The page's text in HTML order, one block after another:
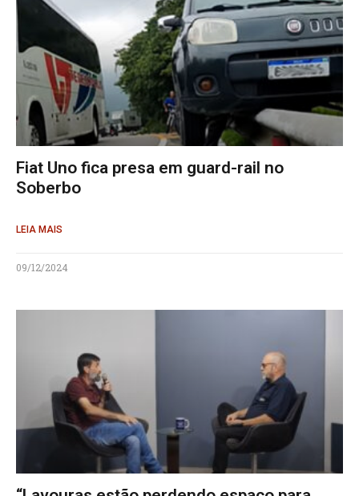
Fiat Uno fica presa em guard-rail no
Soberbo
LEIA MAIS
09/12/2024